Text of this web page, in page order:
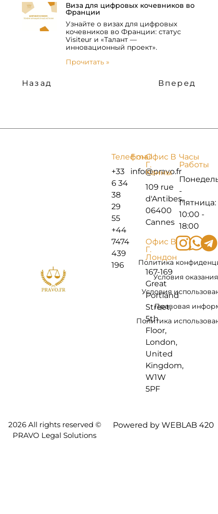
Виза для цифровых кочевников во
Франции
Узнайте о визах для цифровых
кочевников во Франции: статус
Visiteur и «Талант —
инновационный проект».
Прочитать »
Назад Вперед
Телефон
+33
6 34
38
29
55
+44
7474
439
196
Email
info@pravo.fr
Офис В
Г.
Канны
109 rue
d'Antibes,
06400
Cannes
Офис В
Г.
Лондон
167-169
Great
Portland
Street,
5th
Floor,
London,
United
Kingdom,
W1W
5PF
Часы
Работы
-
Пятница:
10:00 -
18:00
Политика
Условия
Условия
Правовая
Политика
2026 All rights reserved ©
PRAVO Legal Solutions
Powered by WEBLAB 420